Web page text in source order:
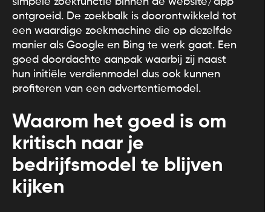
ontgroeid. De zoekbalk is doorontwikkeld tot
een waardige zoekmachine die op dezelfde
manier als Google en Bing te werk gaat. Een
goed doordachte aanpak waarbij zij naast
hun initiële verdienmodel dus ook kunnen
profiteren van een advertentiemodel.
Waarom het goed is om
kritisch naar je
bedrijfsmodel te blijven
kijken